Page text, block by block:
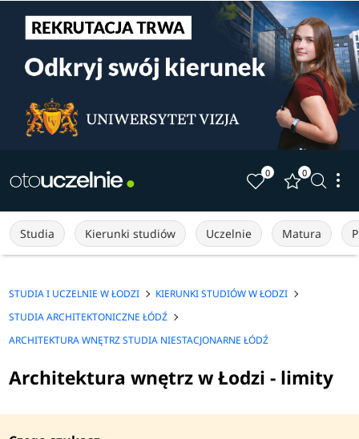
0 0
Studia Kierunki studiów Uczelnie Matura
STUDIA I UCZELNIE W ŁODZI
KIERUNKI STUDIÓW W ŁODZI
STUDIA ARCHITEKTONICZNE ŁÓDŹ
ARCHITEKTURA WNĘTRZ STUDIA NIESTACJONARNE ŁÓDŹ
Architektura wnętrz w Łodzi - limity